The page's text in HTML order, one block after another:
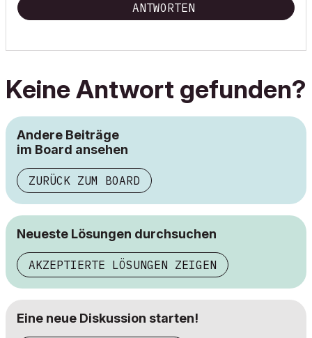
ANTWORTEN
Keine Antwort gefunden?
Andere Beiträge
im Board ansehen
ZURÜCK ZUM BOARD
Neueste Lösungen durchsuchen
AKZEPTIERTE LÖSUNGEN ZEIGEN
Eine neue Diskussion starten!